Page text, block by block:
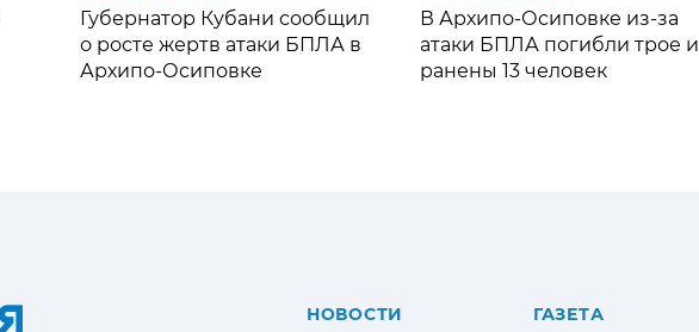
Губернатор Кубани сообщил
о росте жертв атаки БПЛА в
Архипо-Осиповке
В Архипо-Осиповке из-за
атаки БПЛА погибли трое и
ранены 13 человек
НОВОСТИ ГАЗЕТА